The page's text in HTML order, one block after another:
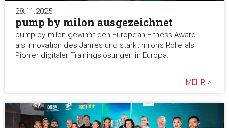
Alle ablehnen
28.11.2025
pump by milon ausgezeichnet
pump by milon gewinnt den European Fitness Award
als Innovation des Jahres und stärkt milons Rolle als
Pionier digitaler Trainingslösungen in Europa.
MEHR >